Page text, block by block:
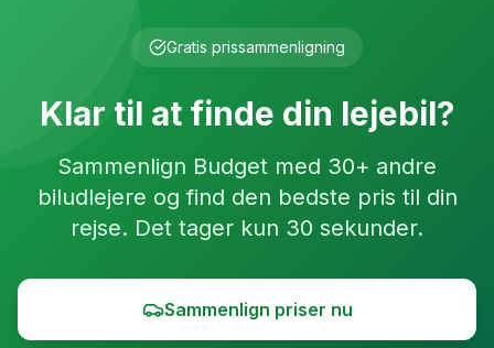
Gratis prissammenligning
Klar til at finde din lejebil?
Sammenlign Budget med 30+ andre
biludlejere og find den bedste pris til din
rejse. Det tager kun 30 sekunder.
Sammenlign priser nu